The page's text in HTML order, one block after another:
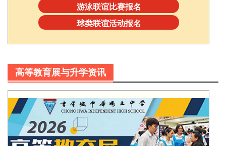
游泳联谊比赛报名
球类联谊活动报名
高等教育展与升学资讯